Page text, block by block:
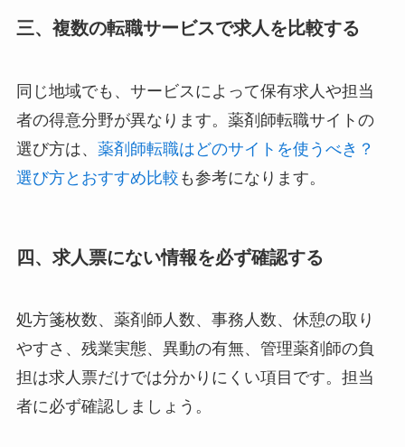
三、複数の転職サービスで求人を比較する
同じ地域でも、サービスによって保有求人や担当
者の得意分野が異なります。薬剤師転職サイトの
選び方は、 薬剤師転職はどのサイトを使うべき？
選び方とおすすめ比較 も参考になります。
四、求人票にない情報を必ず確認する
処方箋枚数、薬剤師人数、事務人数、休憩の取り
やすさ、残業実態、異動の有無、管理薬剤師の負
担は求人票だけでは分かりにくい項目です。担当
者に必ず確認しましょう。